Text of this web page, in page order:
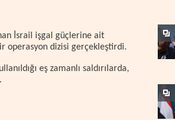
İsrail işgal güçlerine ait
operasyon dizisi gerçekleştirdi.
eş zamanlı saldırılarda,